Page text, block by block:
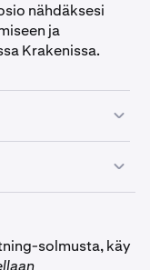
nähdäksesi
ja
Krakenissa.
klikkaa Talleta-
Network-
solmusta, käy